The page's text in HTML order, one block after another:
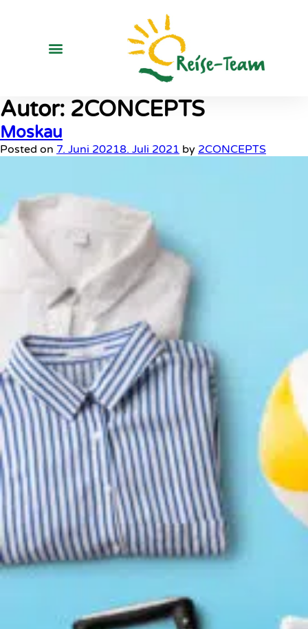
Autor: 2CONCEPTS
Moskau
Posted on 7. Juni 20218. Juli 2021 by 2CONCEPTS